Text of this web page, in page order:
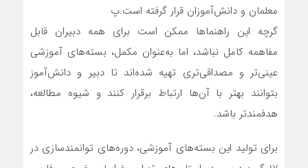
معلمان و دانش‌آموزان قرار گرفته است.پ
گرچه این راهنماها ممکن است برای همه دبیران قابل
مفاهمه کامل نباشد، اما به‌عنوان مکمل، بسته‌های آموزشی
عینی‌تر و مصداقی‌تری تهیه شده‌اند تا دبیر و دانش‌آموز
بتوانند بهتر با آن‌ها ارتباط برقرار کنند و شیوه مطالعه،
هدفمندتر باشد.
برای تولید این بسته‌های آموزشی، دوره‌های توانمندسازی در